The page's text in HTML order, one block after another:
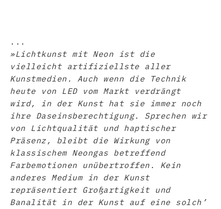
...
»Lichtkunst mit Neon ist die
vielleicht artifiziellste aller
Kunstmedien. Auch wenn die Technik
heute von LED vom Markt verdrängt
wird, in der Kunst hat sie immer noch
ihre Daseinsberechtigung. Sprechen wir
von Lichtqualität und haptischer
Präsenz, bleibt die Wirkung von
klassischem Neongas betreffend
Farbemotionen unübertroffen. Kein
anderes Medium in der Kunst
repräsentiert Großartigkeit und
Banalität in der Kunst auf eine solch’